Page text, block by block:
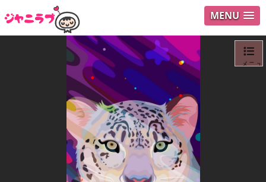
MENU
メニュ